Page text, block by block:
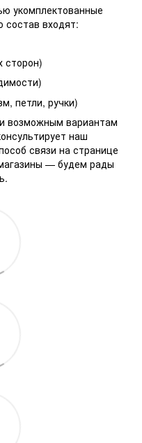
укомплектованные
состав входят:
сторон)
петли, ручки)
возможным вариантам
наш
связи на странице
— будем рады